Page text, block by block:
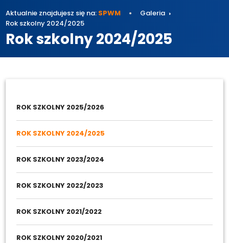
Aktualnie znajdujesz się na: SPWM
Galeria
Rok szkolny 2024/2025
Rok szkolny 2024/2025
ROK SZKOLNY 2025/2026
ROK SZKOLNY 2024/2025
ROK SZKOLNY 2023/2024
ROK SZKOLNY 2022/2023
ROK SZKOLNY 2021/2022
ROK SZKOLNY 2020/2021